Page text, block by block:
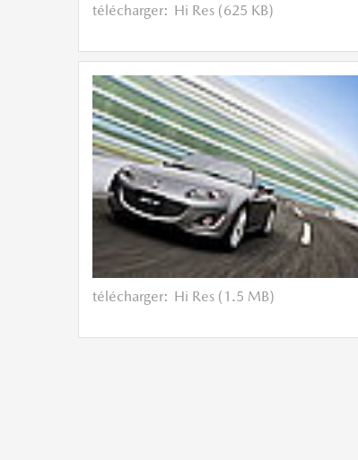
télécharger: Hi Res (625 KB)
télécharger: Hi Res (1.5 MB)